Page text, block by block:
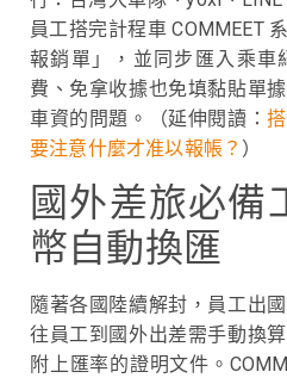
員工搭完計程車 COMMEET
報銷單」，並同步匯入乘車
費、免拿收據也免填黏貼單
車資的問題。
（延伸閱讀：
要注意什麼才准以報帳？ ）
國外差旅必備
幣自動換匯
隨著各國陸續解封，員工出
往員工到國外出差需手動換
附上匯率的證明文件。